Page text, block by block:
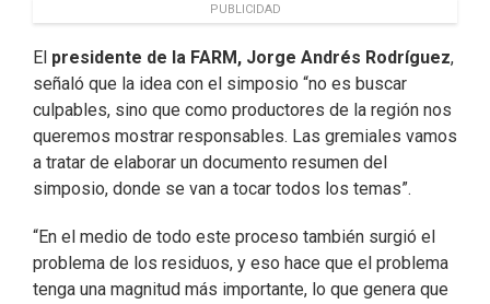
PUBLICIDAD
El presidente de la FARM, Jorge Andrés Rodríguez,
señaló que la idea con el simposio “no es buscar
culpables, sino que como productores de la región nos
queremos mostrar responsables. Las gremiales vamos
a tratar de elaborar un documento resumen del
simposio, donde se van a tocar todos los temas”.
“En el medio de todo este proceso también surgió el
problema de los residuos, y eso hace que el problema
tenga una magnitud más importante, lo que genera que